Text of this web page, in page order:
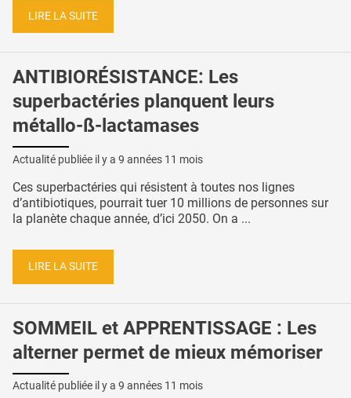
LIRE LA SUITE
ANTIBIORÉSISTANCE: Les
superbactéries planquent leurs
métallo-ß-lactamases
Actualité publiée il y a 9 années 11 mois
Ces superbactéries qui résistent à toutes nos lignes
d’antibiotiques, pourrait tuer 10 millions de personnes sur
la planète chaque année, d’ici 2050. On a ...
LIRE LA SUITE
SOMMEIL et APPRENTISSAGE : Les
alterner permet de mieux mémoriser
Actualité publiée il y a 9 années 11 mois